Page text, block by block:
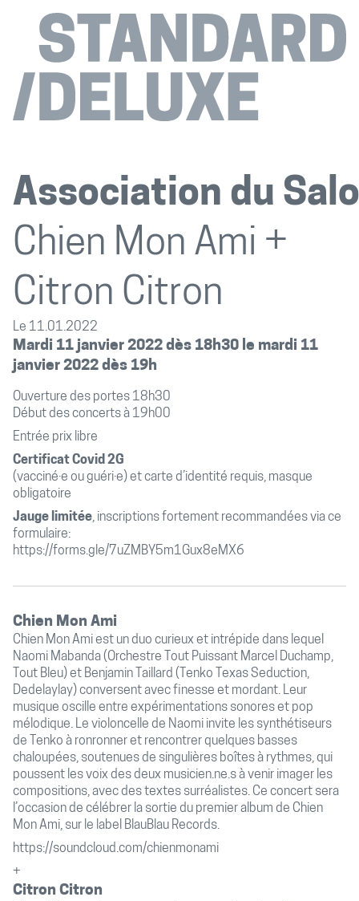
Association du
Chien Mon Ami +
Citron Citron
Le 11.01.2022
Mardi 11 janvier 2022 dès 18h30 le mardi 11
janvier 2022 dès 19h
Ouverture des portes 18h30
Début des concerts à 19h00
Entrée prix libre
Certificat Covid 2G
(vacciné·e ou guéri·e) et carte d’identité requis, masque
obligatoire
Jauge limitée, inscriptions fortement recommandées via ce
formulaire:
https://forms.gle/7uZMBY5m1Gux8eMX6
Chien Mon Ami
Chien Mon Ami est un duo curieux et intrépide dans lequel
Naomi Mabanda (Orchestre Tout Puissant Marcel Duchamp,
Tout Bleu) et Benjamin Taillard (Tenko Texas Seduction,
Dedelaylay) conversent avec finesse et mordant. Leur
musique oscille entre expérimentations sonores et pop
mélodique. Le violoncelle de Naomi invite les synthétiseurs
de Tenko à ronronner et rencontrer quelques basses
chaloupées, soutenues de singulières boîtes à rythmes, qui
poussent les voix des deux musicien.ne.s à venir imager les
compositions, avec des textes surréalistes. Ce concert sera
l’occasion de célébrer la sortie du premier album de Chien
Mon Ami, sur le label BlauBlau Records.
https://soundcloud.com/chienmonami
+
Citron Citron